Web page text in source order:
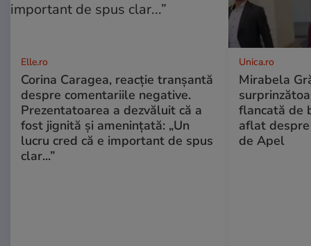
Elle.ro
Corina Caragea, reacție tranșantă
despre comentariile negative.
Prezentatoarea a dezvăluit că a
fost jignită și amenințată: „Un
lucru cred că e important de spus
clar...”
Unica.ro
Mirabela
flancată de
aflat
de Apel